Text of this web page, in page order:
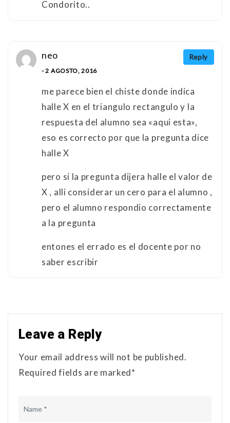
Condorito..
Reply
neo
- 2 AGOSTO, 2016
me parece bien el chiste donde indica
halle X en el triangulo rectangulo y la
respuesta del alumno sea «aqui esta»,
eso es correcto por que la pregunta dice
halle X
pero si la pregunta dijera halle el valor de
X , alli considerar un cero para el alumno ,
pero el alumno respondio correctamente
a la pregunta
entones el errado es el docente por no
saber escribir
Leave a Reply
Your email address will not be published.
Required fields are marked*